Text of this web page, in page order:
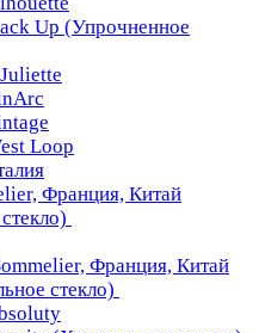
Up (Упрочненное
Loop
Франция, Китай
Франция, Китай
стекло)